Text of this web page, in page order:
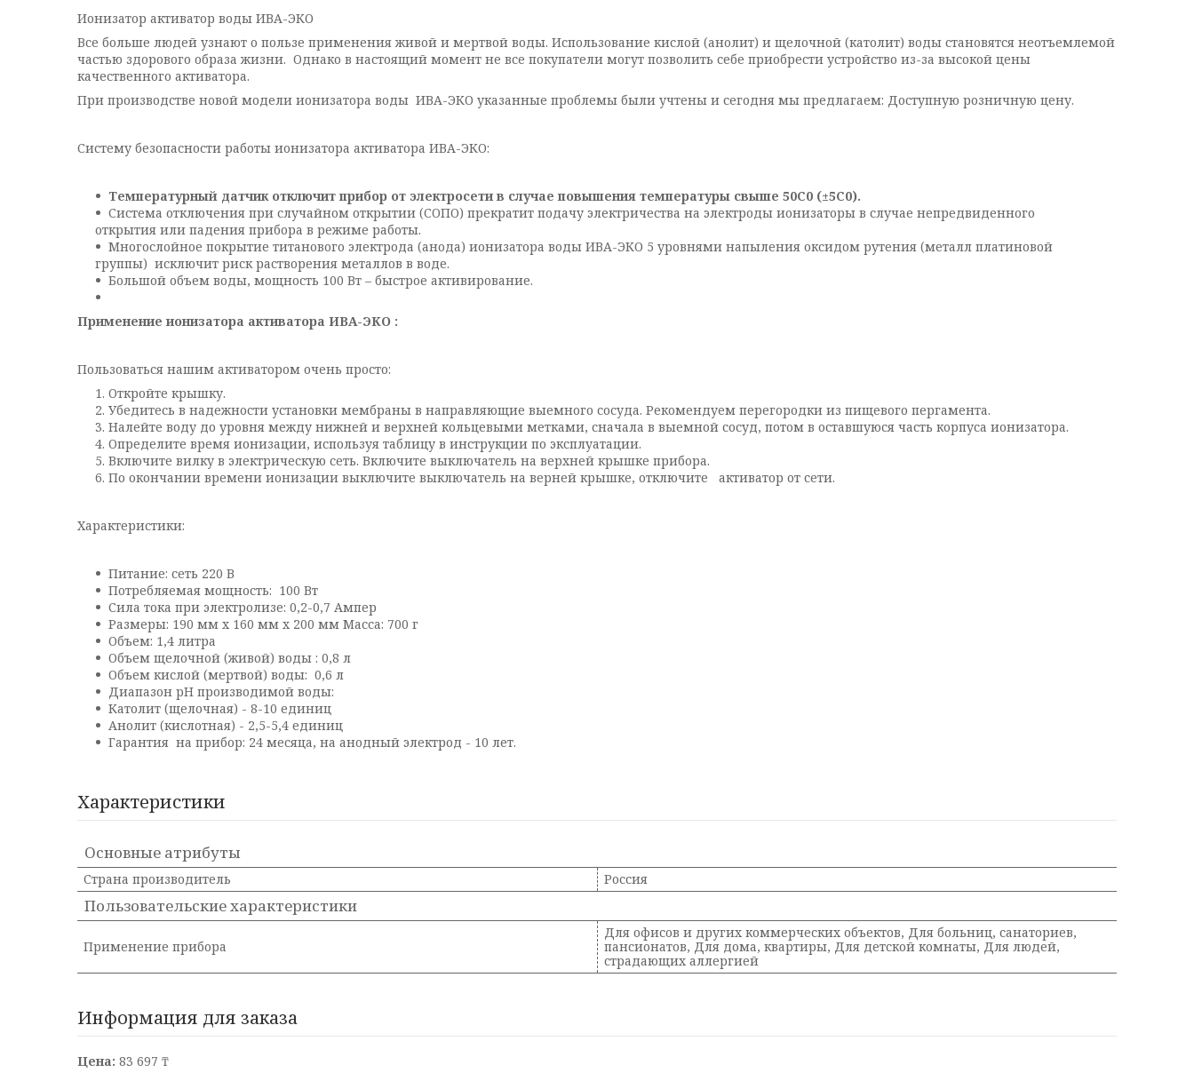
Ионизатор активатор воды ИВА-ЭКО
Все больше людей узнают о пользе применения живой и мертвой воды. Использование кислой (анолит) и щелочной (католит) воды становятся неотъемлемой
частью здорового образа жизни. Однако в настоящий момент не все покупатели могут позволить себе приобрести устройство из-за высокой цены
качественного активатора.
При производстве новой модели ионизатора воды ИВА-ЭКО указанные проблемы были учтены и сегодня мы предлагаем: Доступную розничную цену.
Систему безопасности работы ионизатора активатора ИВА-ЭКО:
Температурный датчик отключит прибор от электросети в случае повышения температуры свыше 50C0 (±5C0).
Система отключения при случайном открытии (СОПО) прекратит подачу электричества на электроды ионизаторы в случае непредвиденного
открытия или падения прибора в режиме работы.
Многослойное покрытие титанового электрода (анода) ионизатора воды ИВА-ЭКО 5 уровнями напыления оксидом рутения (металл платиновой
группы) исключит риск растворения металлов в воде.
Большой объем воды, мощность 100 Вт – быстрое активирование.
Применение ионизатора активатора ИВА-ЭКО :
Пользоваться нашим активатором очень просто:
Откройте крышку.
Убедитесь в надежности установки мембраны в направляющие выемного сосуда. Рекомендуем перегородки из пищевого пергамента.
Налейте воду до уровня между нижней и верхней кольцевыми метками, сначала в выемной сосуд, потом в оставшуюся часть корпуса ионизатора.
Определите время ионизации, используя таблицу в инструкции по эксплуатации.
Включите вилку в электрическую сеть. Включите выключатель на верхней крышке прибора.
По окончании времени ионизации выключите выключатель на верней крышке, отключите активатор от сети.
Характеристики:
Питание: сеть 220 В
Потребляемая мощность: 100 Вт
Сила тока при электролизе: 0,2-0,7 Ампер
Размеры: 190 мм х 160 мм х 200 мм Масса: 700 г
Объем: 1,4 литра
Объем щелочной (живой) воды : 0,8 л
Объем кислой (мертвой) воды: 0,6 л
Диапазон pH производимой воды:
Католит (щелочная) - 8-10 единиц
Анолит (кислотная) - 2,5-5,4 единиц
Гарантия на прибор: 24 месяца, на анодный электрод - 10 лет.
Характеристики
Основные атрибуты
Страна производитель Россия
Пользовательские характеристики
Применение прибора
Для офисов и других коммерческих объектов, Для больниц, санаториев,
пансионатов, Для дома, квартиры, Для детской комнаты, Для людей,
страдающих аллергией
Информация для заказа
Цена: 83 697 ₸